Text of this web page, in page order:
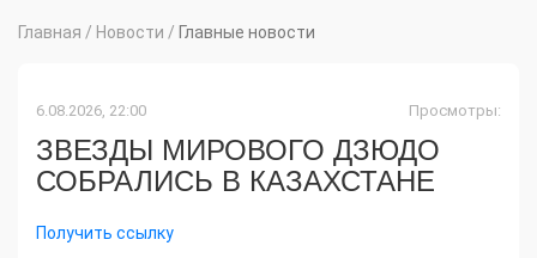
Главная / Новости / Главные новости
6.08.2026, 22:00 Просмотры:
ЗВЕЗДЫ МИРОВОГО ДЗЮДО
СОБРАЛИСЬ В КАЗАХСТАНЕ
Получить ссылку